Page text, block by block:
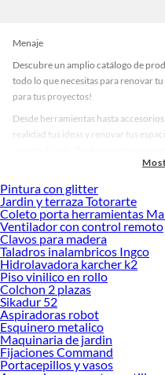
Menaje
Descubre un amplio catálogo de
todo lo que necesitas para renovar
para tus proyectos!
Desde herramientas hasta
realidad tus ideas y renovar tus
accesorios de calidad que te
Desde remodelaciones hasta
tus ideas realidad. ¡Visítanos y
Menaje!
Explora la variedad de productos
Herramientas, materiales y
renovación de espacios. ¡Visítanos y
ofrecerte!
Encuentra una amplia variedad de
todo lo necesario para tus proyectos
haz tus ideas realidad!
Pintura con glitter
Jardin y terraza Totorarte
Coleto porta herramientas
Ventilador con control remoto
Clavos para madera
Taladros inalambricos Ingco
Hidrolavadora karcher k2
Piso vinilico en rollo
Colchon 2 plazas
Sikadur 52
Aspiradoras robot
Esquinero metalico
Maquinaria de jardin
Fijaciones Command
Portacepillos y vasos